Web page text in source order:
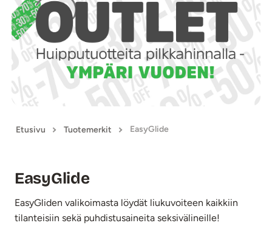
Etusivu Tuotemerkit EasyGlide
EasyGlide
EasyGliden valikoimasta löydät liukuvoiteen kaikkiin
tilanteisiin sekä puhdistusaineita seksivälineille!